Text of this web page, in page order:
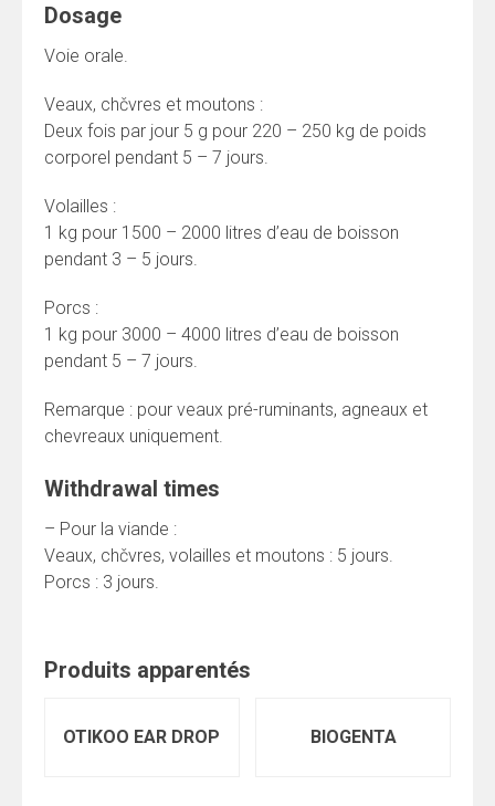
Dosage
Voie orale.
Veaux, chčvres et moutons :
Deux fois par jour 5 g pour 220 – 250 kg de poids
corporel pendant 5 – 7 jours.
Volailles :
1 kg pour 1500 – 2000 litres d’eau de boisson
pendant 3 – 5 jours.
Porcs :
1 kg pour 3000 – 4000 litres d’eau de boisson
pendant 5 – 7 jours.
Remarque : pour veaux pré-ruminants, agneaux et
chevreaux uniquement.
Withdrawal times
– Pour la viande :
Veaux, chčvres, volailles et moutons : 5 jours.
Porcs : 3 jours.
Produits apparentés
OTIKOO EAR DROP BIOGENTA